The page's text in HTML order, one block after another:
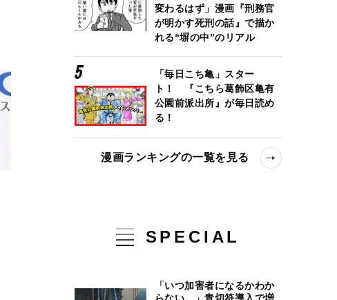
変わるはず」漫画『刑務官
が明かす死刑の話』で描か
れる“塀の中”のリアル
「毎日こち亀」スター
ト！ 『こちら葛飾区亀有
公園前派出所』が毎日読め
る！
漫画ランキングの一覧を見る
SPECIAL
「いつ加害者になるかわか
らない…」青切符導入で増